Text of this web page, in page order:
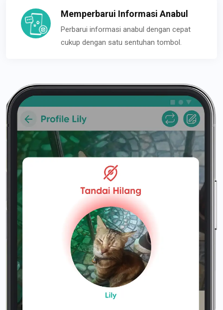
Memperbarui Informasi Anabul
Perbarui informasi anabul dengan cepat
cukup dengan satu sentuhan tombol.